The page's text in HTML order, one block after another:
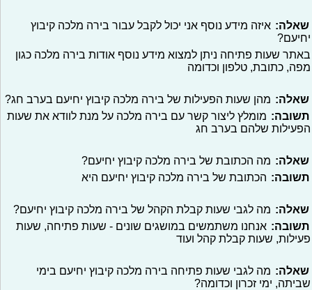
שאלה: איזה מידע נוסף אני יכול לקבל עבור בירה מלכה קיבוץ
יחיעם?
באתר שעות פתיחה ניתן למצוא מידע נוסף אודות בירה מלכה כגון
מפה, כתובת, טלפון וכדומה
שאלה: מהן שעות הפעילות של בירה מלכה קיבוץ יחיעם בערב חג?
תשובה: מומלץ ליצור קשר עם בירה מלכה על מנת לוודא את שעות
הפעילות שלהם בערב חג
שאלה: מה הכתובת של בירה מלכה קיבוץ יחיעם?
תשובה: הכתובת של בירה מלכה קיבוץ יחיעם היא
שאלה: מה לגבי שעות קבלת הקהל של בירה מלכה קיבוץ יחיעם?
תשובה: אנחנו משתמשים במושגים שונים - שעות פתיחה, שעות
פעילות, שעות קבלת קהל ועוד
שאלה: מה לגבי שעות פתיחה בירה מלכה קיבוץ יחיעם בימי
שביתה, ימי זכרון וכדומה?